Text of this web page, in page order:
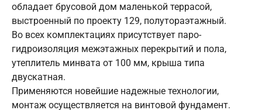
обладает брусовой дом маленькой террасой,
выстроенный по проекту 129, полутораэтажный.
Во всех комплектациях присутствует паро-
гидроизоляция межэтажных перекрытий и пола,
утеплитель минвата от 100 мм, крыша типа
двускатная.
Применяются новейшие надежные технологии,
монтаж осуществляется на винтовой фундамент.